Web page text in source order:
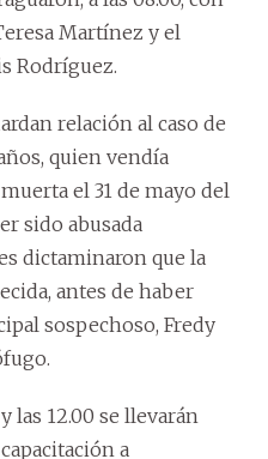
Martínez y el
Rodríguez.
relación al caso de
quien vendía
el 31 de mayo del
sido abusada
dictaminaron que la
antes de haber
sospechoso, Fredy
las 12.00 se llevarán
a